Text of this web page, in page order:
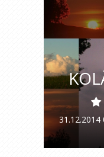
31.12.2014